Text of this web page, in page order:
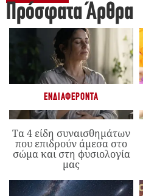
Πρόσφατα Άρθρα
ΕΝΔΙΑΦΈΡΟΝΤΑ
Τα 4 είδη συναισθημάτων
που επιδρούν άμεσα στο
σώμα και στη φυσιολογία
μας